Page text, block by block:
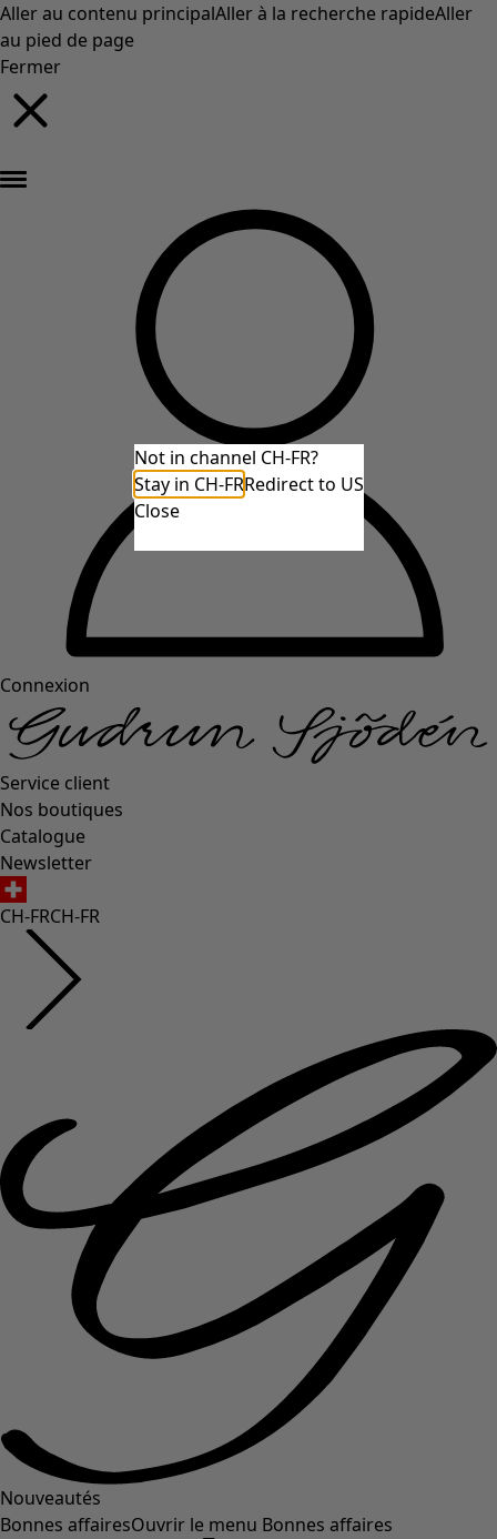
Aller au contenu principalAller à la recherche rapideAller
au pied de page
Fermer
Connexion
Service client
Nos boutiques
Catalogue
Newsletter
CH-FRCH-FR
Nouveautés
Bonnes affairesOuvrir le menu Bonnes affaires
Not in channel CH-FR?
Stay in CH-FRRedirect to US
Close